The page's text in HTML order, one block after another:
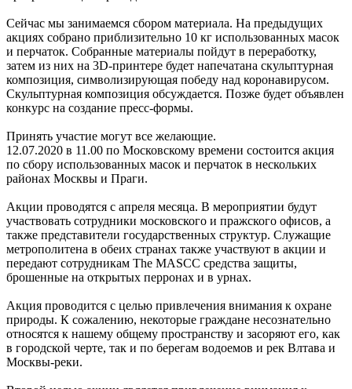
Сейчас мы занимаемся сбором материала. На предыдущих
акциях собрано приблизительно 10 кг использованных масок
и перчаток. Собранные материалы пойдут в переработку,
затем из них на 3D-принтере будет напечатана скульптурная
композиция, символизирующая победу над коронавирусом.
Скульптурная композиция обсуждается. Позже будет объявлен
конкурс на создание пресс-формы.
Принять участие могут все желающие.
12.07.2020 в 11.00 по Московскому времени состоится акция
по сбору использованных масок и перчаток в нескольких
районах Москвы и Праги.
Акции проводятся с апреля месяца. В мероприятии будут
участвовать сотрудники московского и пражского офисов, а
также представители государственных структур. Служащие
метрополитена в обеих странах также участвуют в акции и
передают сотрудникам The MASCC средства защиты,
брошенные на открытых перронах и в урнах.
Акция проводится с целью привлечения внимания к охране
природы. К сожалению, некоторые граждане несознательно
относятся к нашему общему пространству и засоряют его, как
в городской черте, так и по берегам водоемов и рек Влтава и
Москвы-реки.